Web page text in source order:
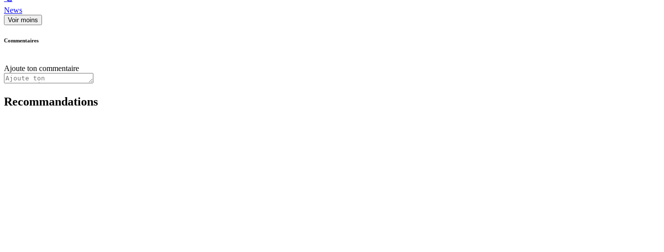
News
Voir moins
Commentaires
Ajoute ton commentaire
Recommandations